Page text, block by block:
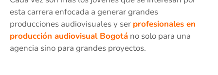
esta carrera enfocada a generar grandes
producciones audiovisuales y ser profesionales en
producción audiovisual Bogotá no solo para una
agencia sino para grandes proyectos.